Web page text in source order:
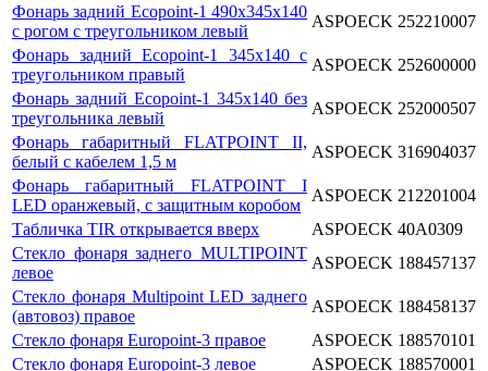
Фонарь задний Ecopoint-1 490x345x140
с рогом с треугольником левый
ASPOECK 252210007
Фонарь задний Ecopoint-1 345x140 с
треугольником правый
ASPOECK 252600000
Фонарь задний Ecopoint-1 345x140 без
треугольника левый
ASPOECK 252000507
Фонарь габаритный FLATPOINT II,
белый с кабелем 1,5 м
ASPOECK 316904037
Фонарь габаритный FLATPOINT I
LED оранжевый, с защитным коробом
ASPOECK 212201004
Табличка TIR открывается вверх
ASPOECK 40A0309
Стекло фонаря заднего MULTIPOINT
левое
ASPOECK 188457137
Стекло фонаря Multipoint LED заднего
(автовоз) правое
ASPOECK 188458137
Стекло фонаря Europoint-3 правое
ASPOECK 188570101
Стекло фонаря Europoint-3 левое
ASPOECK 188570001